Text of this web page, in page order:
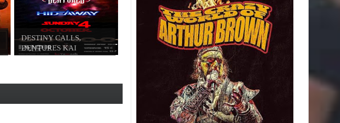
DESTINY CALLS,
DENTURES ΚΑΙ
HIDEWAY...